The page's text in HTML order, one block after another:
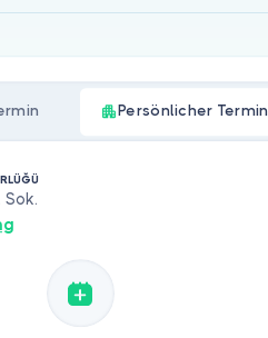
Persönlicher Termin
Sok.